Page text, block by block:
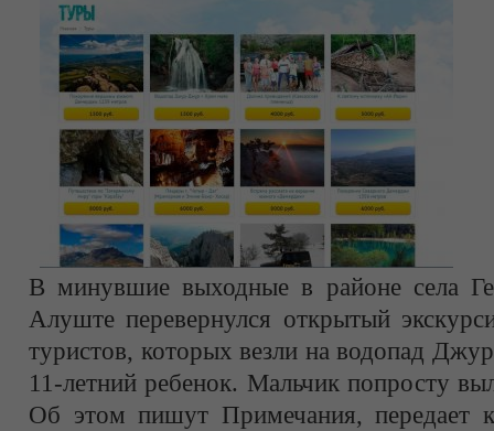
В минувшие выходные в районе села
Алуште перевернулся открытый
туристов, которых везли на водопад
11-летний ребенок. Мальчик попросту
Об этом пишут Примечания, передает